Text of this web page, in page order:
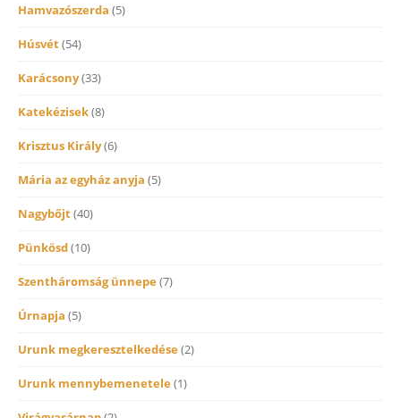
Hamvazószerda (5)
Húsvét(54)
Karácsony(33)
Katekézisek(8)
Krisztus Király(6)
Mária az egyház anyja (5)
Nagybőjt(40)
Pünkösd(10)
Szentháromság ünnepe(7)
Úrnapja (5)
Urunk megkeresztelkedése(2)
Urunk mennybemenetele(1)